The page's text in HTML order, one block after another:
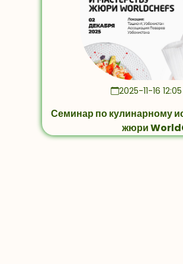
2025-11-16 12:05
Семинар по кулинарному
жюри